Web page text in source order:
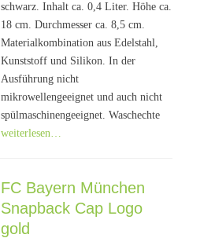
schwarz. Inhalt ca. 0,4 Liter. Höhe ca.
18 cm. Durchmesser ca. 8,5 cm.
Materialkombination aus Edelstahl,
Kunststoff und Silikon. In der
Ausführung nicht
mikrowellengeeignet und auch nicht
spülmaschinengeeignet. Waschechte
weiterlesen…
FC Bayern München
Snapback Cap Logo
gold